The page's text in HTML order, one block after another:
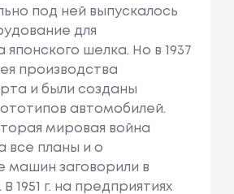
под ней выпускалось
для
японского шелка. Но в 1937
производства
и были созданы
автомобилей.
мировая война
все планы и о
машин заговорили в
В 1951 г. на предприятиях